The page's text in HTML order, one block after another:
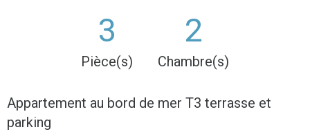
3
Pièce(s)
2
Chambre(s)
Appartement au bord de mer T3 terrasse et
parking